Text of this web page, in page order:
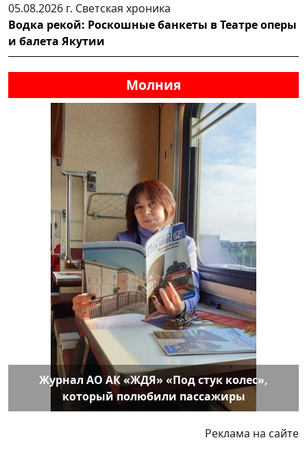
05.08.2026 г. Светская хроника
Водка рекой: Роскошные банкеты в Театре оперы
и балета Якутии
Молния
Журнал АО АК «ЖДЯ» «Под стук колес»,
который полюбили пассажиры
Реклама на сайте